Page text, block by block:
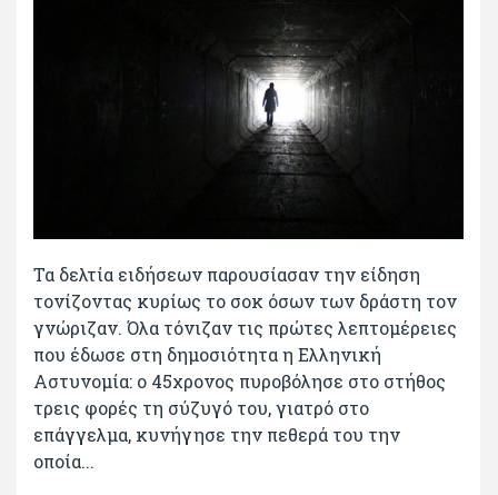
Τα δελτία ειδήσεων παρουσίασαν την είδηση
τονίζοντας κυρίως το σοκ όσων των δράστη τον
γνώριζαν. Όλα τόνιζαν τις πρώτες λεπτομέρειες
που έδωσε στη δημοσιότητα η Ελληνική
Αστυνομία: ο 45χρονος πυροβόλησε στο στήθος
τρεις φορές τη σύζυγό του, γιατρό στο
επάγγελμα, κυνήγησε την πεθερά του την
οποία...